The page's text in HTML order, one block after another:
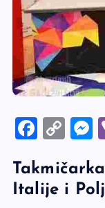
F
c
e
C
p
y
n
Italije i